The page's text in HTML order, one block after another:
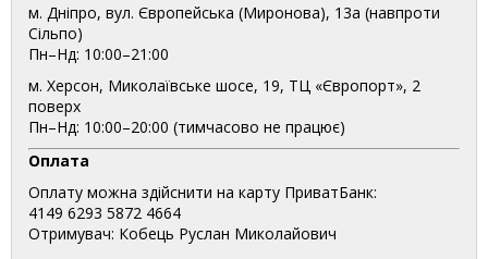
м. Дніпро, вул. Європейська (Миронова), 13а (навпроти
Сільпо)
Пн–Нд: 10:00–21:00
м. Херсон, Миколаївське шосе, 19, ТЦ «Європорт», 2
поверх
Пн–Нд: 10:00–20:00 (тимчасово не працює)
Оплата
Оплату можна здійснити на карту ПриватБанк:
4149 6293 5872 4664
Отримувач: Кобець Руслан Миколайович